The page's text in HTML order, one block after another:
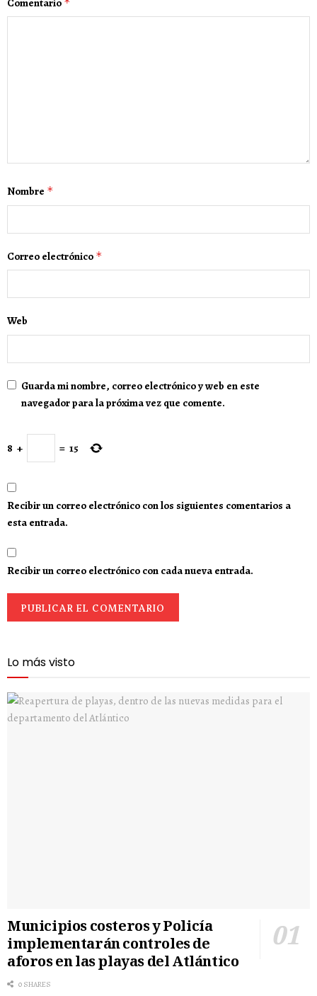
Nombre *
Correo electrónico *
Web
Guarda mi nombre, correo electrónico y web en este
navegador para la próxima vez que comente.
8 + = 15
Recibir un correo electrónico con los siguientes comentarios a
esta entrada.
Recibir un correo electrónico con cada nueva entrada.
Lo más visto
Municipios costeros y Policía
implementarán controles de
aforos en las playas del Atlántico
0 SHARES